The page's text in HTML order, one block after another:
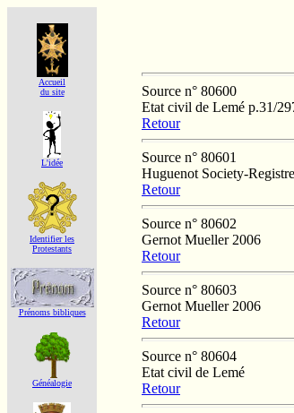
Accueil
du site
L'idée
Identifier les
Protestants
Prénoms bibliques
Généalogie
Source n° 80600
Etat civil de Lemé p.31/
Retour
Source n° 80601
Huguenot Society-
Retour
Source n° 80602
Gernot Mueller 2006
Retour
Source n° 80603
Gernot Mueller 2006
Retour
Source n° 80604
Etat civil de Lemé
Retour